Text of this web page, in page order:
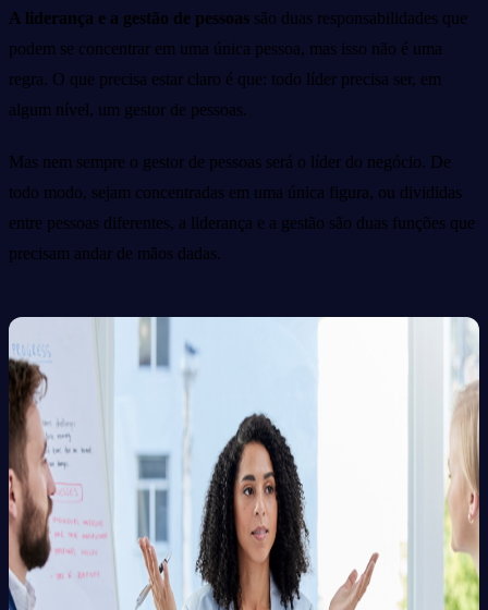
A liderança e a gestão de pessoas são duas responsabilidades que
podem se concentrar em uma única pessoa, mas isso não é uma
regra. O que precisa estar claro é que: todo líder precisa ser, em
algum nível, um gestor de pessoas.
Mas nem sempre o gestor de pessoas será o líder do negócio. De
todo modo, sejam concentradas em uma única figura, ou divididas
entre pessoas diferentes, a liderança e a gestão são duas funções que
precisam andar de mãos dadas.